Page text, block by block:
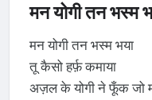
मन योगी तन भस्म
मन योगी तन भस्म भया
तू कैसो हर्फ़ कमाया
अज़ल के योगी ने फूँक जो